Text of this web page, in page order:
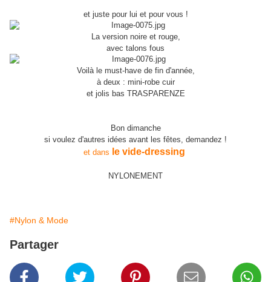
et juste pour lui et pour vous !
La version noire et rouge,
avec talons fous
Voilà le must-have de fin d'année,
à deux : mini-robe cuir
et jolis bas TRASPARENZE
Bon dimanche
si voulez d'autres idées avant les fêtes, demandez !
et dans le vide-dressing
NYLONEMENT
#Nylon & Mode
Partager